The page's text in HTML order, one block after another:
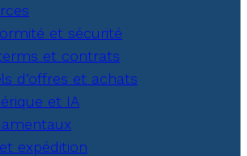
et sécurité
et contrats
d’offres et achats
et IA
expédition